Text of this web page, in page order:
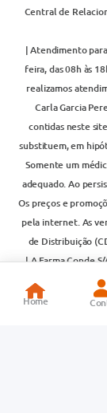
Central de
| Atendimento
feira, das 08h às
realizamos
Carla Garcia
contidas neste
substituem, em
Somente um
adequado. Ao
Os preços e
pela internet. As
de Distribuição
| A Farma Conde
para garantir
clientes são